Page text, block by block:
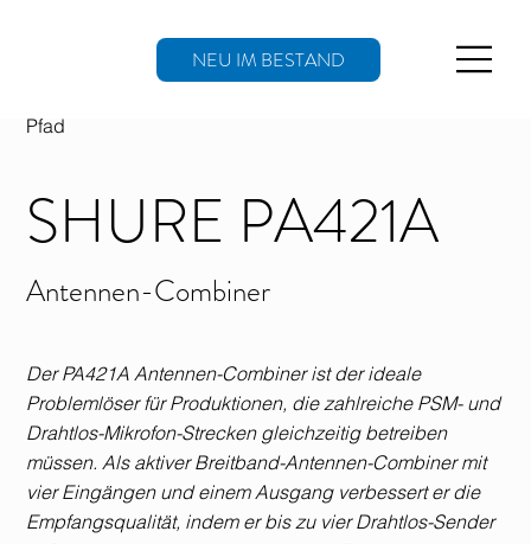
NEU IM BESTAND
SHURE PA421A
Antennen-Combiner
Der PA421A Antennen-Combiner ist der ideale
Problemlöser für Produktionen, die zahlreiche PSM- und
Drahtlos-Mikrofon-Strecken gleichzeitig betreiben
müssen. Als aktiver Breitband-Antennen-Combiner mit
vier Eingängen und einem Ausgang verbessert er die
Empfangsqualität, indem er bis zu vier Drahtlos-Sender
Pfad